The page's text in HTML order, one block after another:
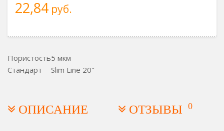
22,84 руб.
Пористость5 мкм
Стандарт
Slim Line 20"
ОПИСАНИЕ ОТЗЫВЫ 0